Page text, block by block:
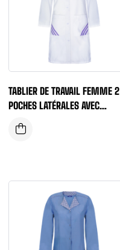
TABLIER DE TRAVAIL FEMME 2
POCHES LATÉRALES AVEC
GARNITURES CONTRASTÉES